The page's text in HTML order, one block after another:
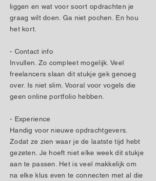
liggen en wat voor soort opdrachten je
graag wilt doen. Ga niet pochen. En hou
het kort.
- Contact info
Invullen. Zo compleet mogelijk. Veel
freelancers slaan dit stukje gek genoeg
over. Is niet slim. Vooral voor vogels die
geen online portfolio hebben.
- Experience
Handig voor nieuwe opdrachtgevers.
Zodat ze zien waar je de laatste tijd hebt
gezeten. Je hoeft niet elke week dit stukje
aan te passen. Het is veel makkelijk om
na elke klus even te connecten met al die